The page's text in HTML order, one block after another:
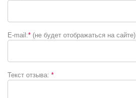
E-mail:* (не будет отображаться на сайте)
Текст отзыва: *